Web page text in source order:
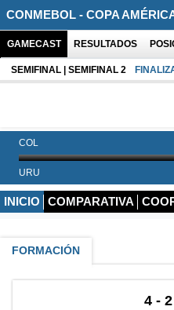
CONMEBOL - COPA
GAMECAST RESULTADOS
SEMIFINAL | SEMIFINAL 2
COL
URU
COMPARATIVA
INICIO
FORMACIÓN
4 -